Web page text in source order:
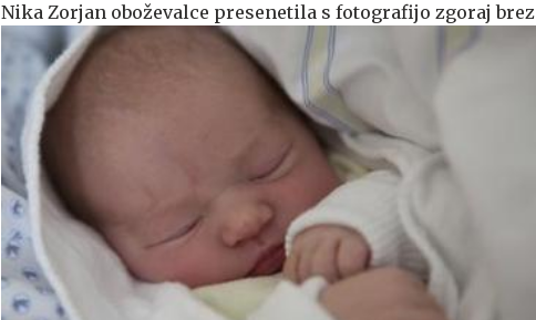
Nika Zorjan oboževalce presenetila s fotografijo zgoraj brez